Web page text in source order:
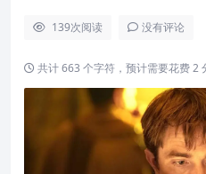
139次阅读 没有评论
共计 663 个字符，预计需要花费 2